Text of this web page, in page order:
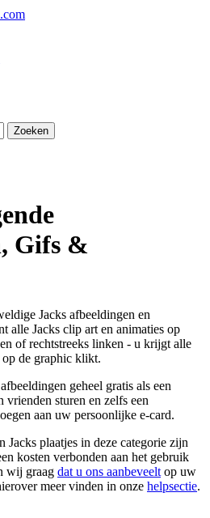
Zoeken
Gifs &
Jacks afbeeldingen en
alle Jacks clip art en animaties op
of rechtstreeks linken - u krijgt alle
op de graphic klikt.
geheel gratis als een
sturen en zelfs een
aan uw persoonlijke e-card.
Jacks plaatjes in deze categorie zijn
kosten verbonden aan het gebruik
wij graag dat u ons aanbeveelt op uw
meer vinden in onze helpsectie.